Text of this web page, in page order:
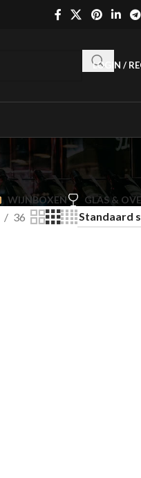
LOGIN /
WIJNBOXEN GLAS &
36